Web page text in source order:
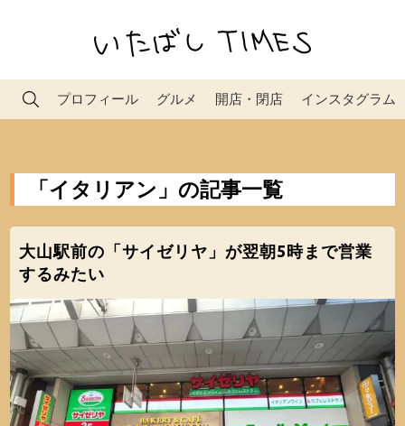
プロフィール グルメ 開店・閉店 インスタグラム
「イタリアン」の記事一覧
大山駅前の「サイゼリヤ」が翌朝5時まで営業
するみたい